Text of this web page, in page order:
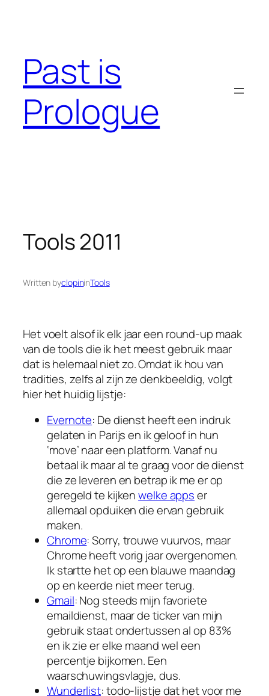
Past is
Prologue
Tools 2011
Written byclopininTools
Het voelt alsof ik elk jaar een round-up maak
van de tools die ik het meest gebruik maar
dat is helemaal niet zo. Omdat ik hou van
tradities, zelfs al zijn ze denkbeeldig, volgt
hier het huidig lijstje:
Evernote: De dienst heeft een indruk
gelaten in Parijs en ik geloof in hun
‘move’ naar een platform. Vanaf nu
betaal ik maar al te graag voor de dienst
die ze leveren en betrap ik me er op
geregeld te kijkenwelke appser
allemaal opduiken die ervan gebruik
maken.
Chrome: Sorry, trouwe vuurvos, maar
Chrome heeft vorig jaar overgenomen.
Ik startte het op een blauwe maandag
op en keerde niet meer terug.
Gmail: Nog steeds mijn favoriete
emaildienst, maar de ticker van mijn
gebruik staat ondertussen al op 83%
en ik zie er elke maand wel een
percentje bijkomen. Een
waarschuwingsvlagje, dus.
Wunderlist: todo-lijstje dat het voor me